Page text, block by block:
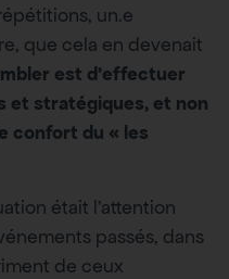
un.e
que cela en devenait
est d’effectuer
et stratégiques, et non
confort du « les
était l’attention
passés, dans
de ceux